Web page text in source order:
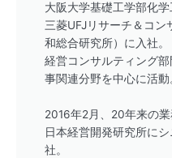
大阪大学基礎工学部化学
三菱UFJリサーチ＆コン
和総合研究所）に入社。
経営コンサルティング
事関連分野を中心に活動
2016年2月、20年来の
日本経営開発研究所に
社。